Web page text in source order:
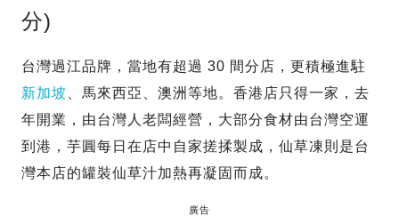
分)
台灣過江品牌，當地有超過 30 間分店，更積極進駐
新加坡
、馬來西亞、澳洲等地。香港店只得一家，去
年開業，由台灣人老闆經營，大部分食材由台灣空運
到港，芋圓每日在店中自家搓揉製成，仙草凍則是台
灣本店的罐裝仙草汁加熱再凝固而成。
廣告